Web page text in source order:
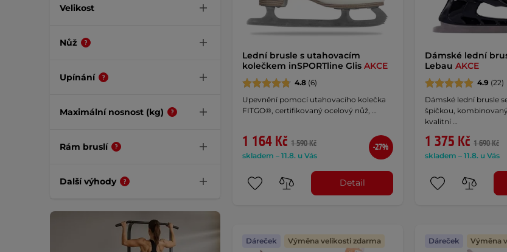
Velikost
Nůž
Upínání
Maximální nosnost (kg)
Rám bruslí
Další výhody
Lední brusle s utahovacím
kolečkem inSPORTline Glis AKCE
4.8 (6)
Upevnění pomocí utahovacího kolečka
FITGO®, certifikovaný ocelový nůž, …
1 164 Kč 1 590 Kč
skladem – 11.8. u Vás
-27%
Detail
Dámské lední
Lebau AKCE
4.9 (22)
Dámské lední brusle
špičkou,
kvalitní …
1 375 Kč 1 690 Kč
skladem – 11.8. u Vás
Dáreček Výměna velikosti zdarma Dáreček Výměna